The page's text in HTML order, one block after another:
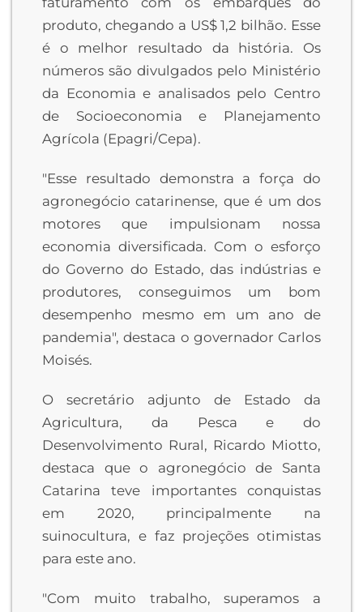
produto, chegando a US$ 1,2 bilhão. Esse
é o melhor resultado da história. Os
números são divulgados pelo Ministério
da Economia e analisados pelo Centro
de Socioeconomia e Planejamento
Agrícola (Epagri/Cepa).
"Esse resultado demonstra a força do
agronegócio catarinense, que é um dos
motores que impulsionam nossa
economia diversificada. Com o esforço
do Governo do Estado, das indústrias e
produtores, conseguimos um bom
desempenho mesmo em um ano de
pandemia", destaca o governador Carlos
Moisés.
O secretário adjunto de Estado da
Agricultura, da Pesca e do
Desenvolvimento Rural, Ricardo Miotto,
destaca que o agronegócio de Santa
Catarina teve importantes conquistas
em 2020, principalmente na
suinocultura, e faz projeções otimistas
para este ano.
"Com muito trabalho, superamos a